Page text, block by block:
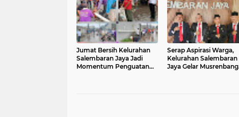
Tuntas
Jumat Bersih Kelurahan
Salembaran Jaya Jadi
Momentum Penguatan
Serap Aspirasi Warga,
Kelurahan Salembaran
Jaya Gelar Musrenbang